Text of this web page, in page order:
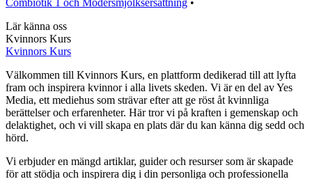
Lär känna oss
Kvinnors Kurs
Kvinnors Kurs
Välkommen till Kvinnors Kurs, en plattform dedikerad till att lyfta
fram och inspirera kvinnor i alla livets skeden. Vi är en del av Yes
Media, ett mediehus som strävar efter att ge röst åt kvinnliga
berättelser och erfarenheter. Här tror vi på kraften i gemenskap och
delaktighet, och vi vill skapa en plats där du kan känna dig sedd och
hörd.
Vi erbjuder en mängd artiklar, guider och resurser som är skapade
för att stödja och inspirera dig i din personliga och professionella